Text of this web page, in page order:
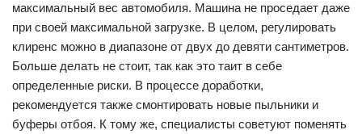
максимальный вес автомобиля. Машина не проседает даже
при своей максимальной загрузке. В целом, регулировать
клиренс можно в диапазоне от двух до девяти сантиметров.
Больше делать не стоит, так как это таит в себе
определенные риски. В процессе доработки,
рекомендуется также смонтировать новые пыльники и
буферы отбоя. К тому же, специалисты советуют поменять